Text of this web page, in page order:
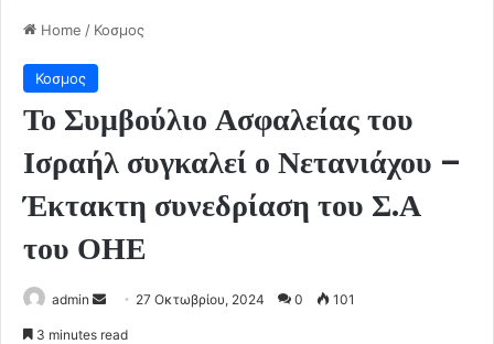
Home / Κοσμος
Κοσμος
Το Συμβούλιο Ασφαλείας του
Ισραήλ συγκαλεί ο Νετανιάχου –
Έκτακτη συνεδρίαση του Σ.Α
του ΟΗΕ
admin
Send 27 Οκτωβρίου, 2024 0 101
3 minutes read